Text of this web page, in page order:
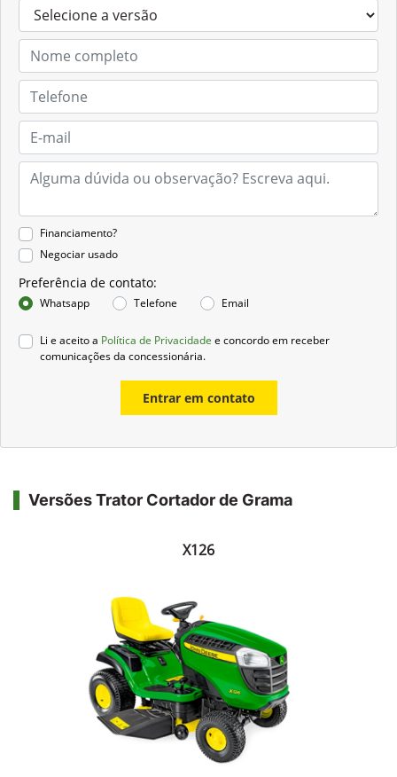
Financiamento?
Negociar usado
Preferência de contato:
Whatsapp Telefone Email
Li e aceito a Política de Privacidade e concordo em receber
comunicações da concessionária.
Entrar em contato
Versões Trator Cortador de Grama
X126